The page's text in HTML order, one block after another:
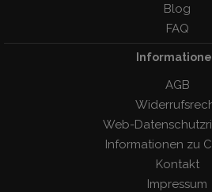
Blog
FAQ
AGB
Web-
Informationen zu
Kontakt
Impressum